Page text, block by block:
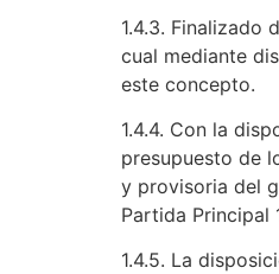
1.4.3. Finalizado
cual mediante
este concepto.
1.4.4. Con la
presupuesto de
y provisoria del
Partida Principal
1.4.5. La